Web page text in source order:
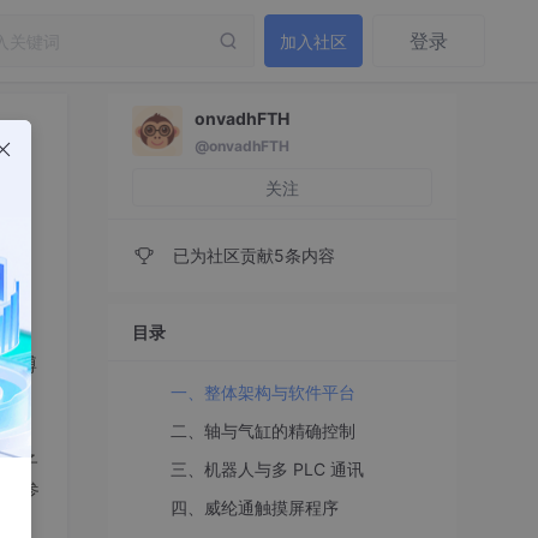
加入社区 登录
博
，
子
参
onvadhFTH
@onvadhFTH
关注
已为社区贡献5条内容
目录
一、整体架构与软件平台
二、轴与气缸的精确控制
三、机器人与多 PLC 通讯
四、威纶通触摸屏程序